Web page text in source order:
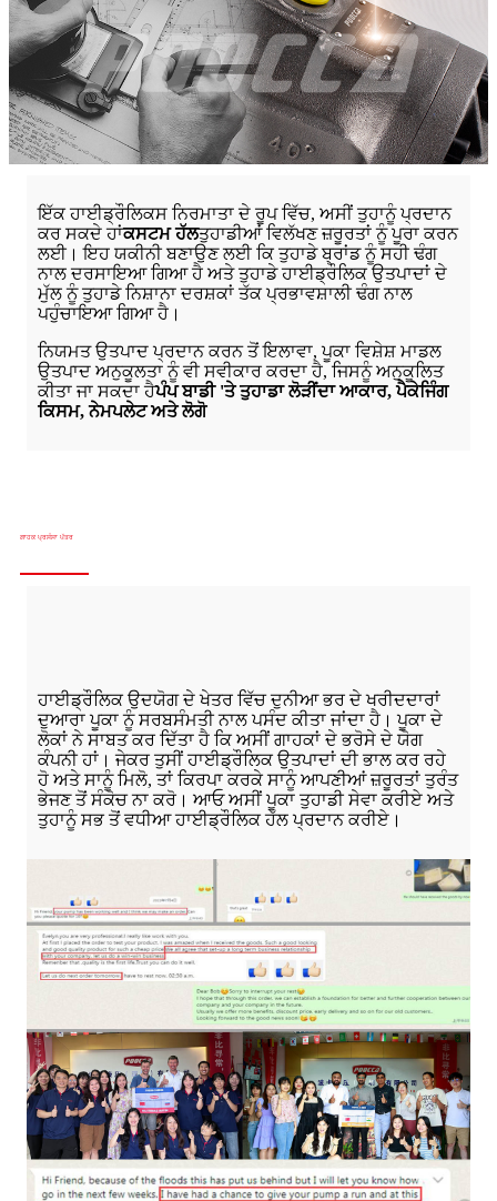
ਇੱਕ ਹਾਈਡ੍ਰੌਲਿਕਸ ਨਿਰਮਾਤਾ ਦੇ ਰੂਪ ਵਿੱਚ, ਅਸੀਂ ਤੁਹਾਨੂੰ ਪ੍ਰਦਾਨ
ਕਰ ਸਕਦੇ ਹਾਂਕਸਟਮ ਹੱਲਤੁਹਾਡੀਆਂ ਵਿਲੱਖਣ ਜ਼ਰੂਰਤਾਂ ਨੂੰ ਪੂਰਾ ਕਰਨ
ਲਈ। ਇਹ ਯਕੀਨੀ ਬਣਾਉਣ ਲਈ ਕਿ ਤੁਹਾਡੇ ਬ੍ਰਾਂਡ ਨੂੰ ਸਹੀ ਢੰਗ
ਨਾਲ ਦਰਸਾਇਆ ਗਿਆ ਹੈ ਅਤੇ ਤੁਹਾਡੇ ਹਾਈਡ੍ਰੌਲਿਕ ਉਤਪਾਦਾਂ ਦੇ
ਮੁੱਲ ਨੂੰ ਤੁਹਾਡੇ ਨਿਸ਼ਾਨਾ ਦਰਸ਼ਕਾਂ ਤੱਕ ਪ੍ਰਭਾਵਸ਼ਾਲੀ ਢੰਗ ਨਾਲ
ਪਹੁੰਚਾਇਆ ਗਿਆ ਹੈ।
ਨਿਯਮਤ ਉਤਪਾਦ ਪ੍ਰਦਾਨ ਕਰਨ ਤੋਂ ਇਲਾਵਾ, ਪੂਕਾ ਵਿਸ਼ੇਸ਼ ਮਾਡਲ
ਉਤਪਾਦ ਅਨੁਕੂਲਤਾ ਨੂੰ ਵੀ ਸਵੀਕਾਰ ਕਰਦਾ ਹੈ, ਜਿਸਨੂੰ ਅਨੁਕੂਲਿਤ
ਕੀਤਾ ਜਾ ਸਕਦਾ ਹੈਪੰਪ ਬਾਡੀ 'ਤੇ ਤੁਹਾਡਾ ਲੋੜੀਂਦਾ ਆਕਾਰ, ਪੈਕੇਜਿੰਗ
ਕਿਸਮ, ਨੇਮਪਲੇਟ ਅਤੇ ਲੋਗੋ
ਗਾਹਕ ਪ੍ਰਸੰਸਾ ਪੱਤਰ
ਹਾਈਡ੍ਰੌਲਿਕ ਉਦਯੋਗ ਦੇ ਖੇਤਰ ਵਿੱਚ ਦੁਨੀਆ ਭਰ ਦੇ ਖਰੀਦਦਾਰਾਂ
ਦੁਆਰਾ ਪੂਕਾ ਨੂੰ ਸਰਬਸੰਮਤੀ ਨਾਲ ਪਸੰਦ ਕੀਤਾ ਜਾਂਦਾ ਹੈ। ਪੂਕਾ ਦੇ
ਲੋਕਾਂ ਨੇ ਸਾਬਤ ਕਰ ਦਿੱਤਾ ਹੈ ਕਿ ਅਸੀਂ ਗਾਹਕਾਂ ਦੇ ਭਰੋਸੇ ਦੇ ਯੋਗ
ਕੰਪਨੀ ਹਾਂ। ਜੇਕਰ ਤੁਸੀਂ ਹਾਈਡ੍ਰੌਲਿਕ ਉਤਪਾਦਾਂ ਦੀ ਭਾਲ ਕਰ ਰਹੇ
ਹੋ ਅਤੇ ਸਾਨੂੰ ਮਿਲੋ, ਤਾਂ ਕਿਰਪਾ ਕਰਕੇ ਸਾਨੂੰ ਆਪਣੀਆਂ ਜ਼ਰੂਰਤਾਂ ਤੁਰੰਤ
ਭੇਜਣ ਤੋਂ ਸੰਕੋਚ ਨਾ ਕਰੋ। ਆਓ ਅਸੀਂ ਪੂਕਾ ਤੁਹਾਡੀ ਸੇਵਾ ਕਰੀਏ ਅਤੇ
ਤੁਹਾਨੂੰ ਸਭ ਤੋਂ ਵਧੀਆ ਹਾਈਡ੍ਰੌਲਿਕ ਹੱਲ ਪ੍ਰਦਾਨ ਕਰੀਏ।